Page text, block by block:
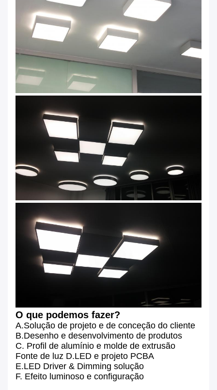
O que podemos fazer?
A.Solução de projeto e de conceção do cliente
B.Desenho e desenvolvimento de produtos
C. Profil de alumínio e molde de extrusão
Fonte de luz D.LED e projeto PCBA
E.LED Driver & Dimming solução
F. Efeito luminoso e configuração